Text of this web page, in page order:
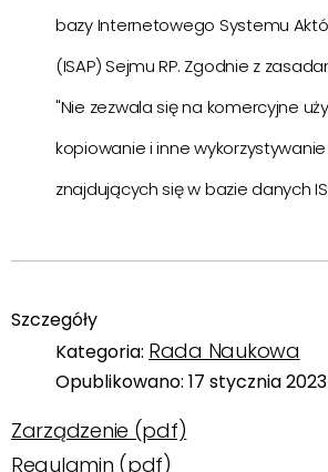
bazy Internetowego Systemu
(ISAP) Sejmu RP. Zgodnie z
"Nie zezwala się na komercyjne
kopiowanie i inne
znajdujących się w bazie danych
Szczegóły
Kategoria: Rada Naukowa
Opublikowano: 17 stycznia 2023
Zarządzenie (pdf)
Regulamin (pdf)